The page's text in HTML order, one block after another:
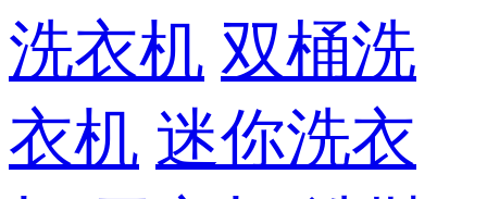
洗衣机 双桶洗
衣机 迷你洗衣